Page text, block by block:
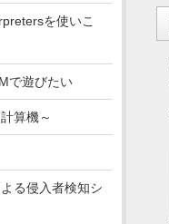
を使いこ
で遊びたい
算機～
る侵入者検知シ